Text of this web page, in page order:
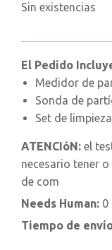
Sin existencias
El Pedido
Medidor de
Sonda de
Set de limpieza
ATENCIóN: el
necesario tener
de com
Needs Human: 0
Tiempo de